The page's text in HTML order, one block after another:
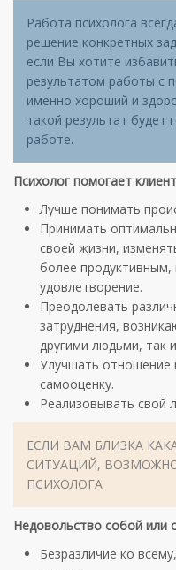
Работа психолога
решение конкретных
если Вы хотите
результатом работы с
именно хороший и
такой результат будет
работе.
Психолог помогает
Лучше понимать
Принимать
своей жизни,
более
удовлетворение.
Преодолевать
затруднения,
другими людьми, так
Улучшать отношение
самооценку.
Реализовывать свой
ЕСЛИ ВАМ БЛИЗКА
СИТУАЦИЙ,
ПСИХОЛОГА
Недовольство собой или
Безразличие ко